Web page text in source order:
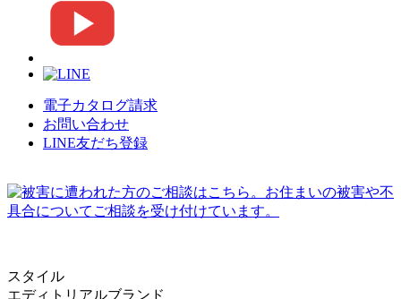
電子カタログ請求
お問い合わせ
LINE友だち登録
スタイル
エディトリアルブランド